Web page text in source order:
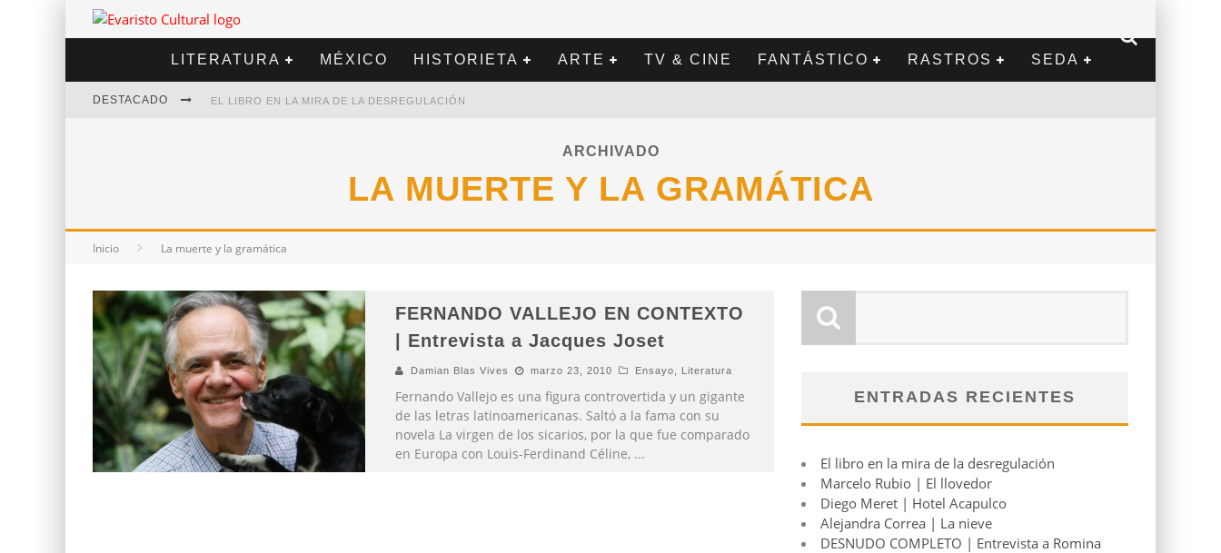
LITERATURA MÉXICO HISTORIETA ARTE TV & CINE FANTÁSTICO RASTROS SEDA
DESTACADO EL LIBRO EN LA MIRA DE LA DESREGULACIÓN
DIEGO MERET | HOTEL ACAPULCO
ARCHIVADO
LA MUERTE Y LA GRAMÁTICA
Inicio La muerte y la gramática
FERNANDO VALLEJO EN CONTEXTO
| Entrevista a Jacques Joset
Damian Blas Vives marzo 23, 2010 Ensayo Literatura
Fernando Vallejo es una figura controvertida y un gigante
de las letras latinoamericanas. Saltó a la fama con su
novela La virgen de los sicarios, por la que fue comparado
en Europa con Louis-Ferdinand Céline, ...
ENTRADAS RECIENTES
El libro en la mira de la desregulación
Marcelo Rubio | El llovedor
Diego Meret | Hotel Acapulco
Alejandra Correa | La nieve
DESNUDO COMPLETO | Entrevista a Romina